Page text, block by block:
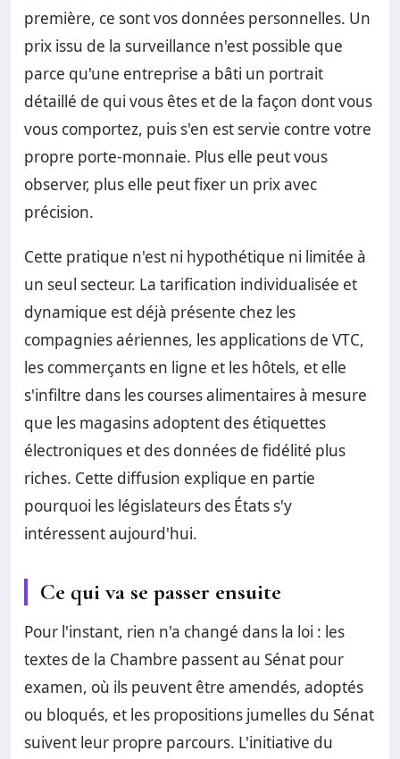
première, ce sont vos données personnelles. Un
prix issu de la surveillance n'est possible que
parce qu'une entreprise a bâti un portrait
détaillé de qui vous êtes et de la façon dont vous
vous comportez, puis s'en est servie contre votre
propre porte-monnaie. Plus elle peut vous
observer, plus elle peut fixer un prix avec
précision.
Cette pratique n'est ni hypothétique ni limitée à
un seul secteur. La tarification individualisée et
dynamique est déjà présente chez les
compagnies aériennes, les applications de VTC,
les commerçants en ligne et les hôtels, et elle
s'infiltre dans les courses alimentaires à mesure
que les magasins adoptent des étiquettes
électroniques et des données de fidélité plus
riches. Cette diffusion explique en partie
pourquoi les législateurs des États s'y
intéressent aujourd'hui.
Ce qui va se passer ensuite
Pour l'instant, rien n'a changé dans la loi : les
textes de la Chambre passent au Sénat pour
examen, où ils peuvent être amendés, adoptés
ou bloqués, et les propositions jumelles du Sénat
suivent leur propre parcours. L'initiative du